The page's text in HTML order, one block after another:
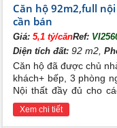
Căn hộ 92m2,full
cần bán
Giá:5,1 tỷ/cănRef:
Diện tích đất: 92 m2,
Căn hộ đã được chủ
khách+ bếp, 3 phòng
Nội thất đầy đủ cho
mua về chỉ việc mang
đầy đủ, an ninh tốt, dân
Xem chi tiết